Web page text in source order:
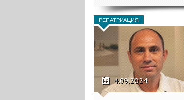
РЕПАТРИАЦИЯ
4.09.2024